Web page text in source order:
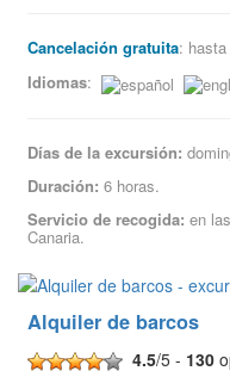
Cancelación gratuita:
Idiomas:
Días de la excursión:
Duración: 6 horas.
Servicio de recogida: en
Canaria.
Alquiler de barcos
4.5/5 - 130